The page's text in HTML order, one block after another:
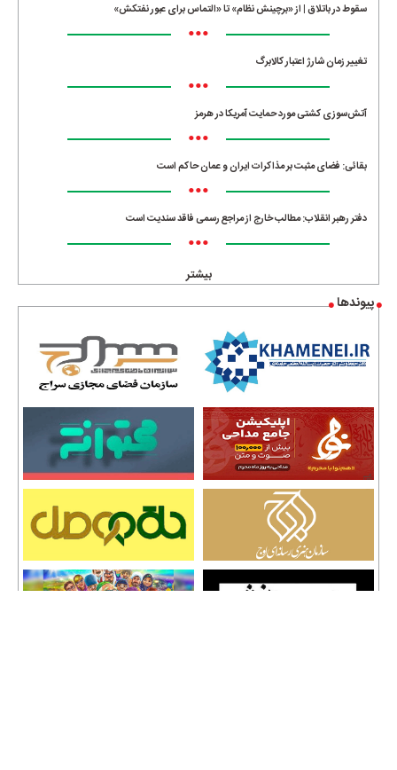
سقوط در باتلاق | از «برچینش نظام» تا «التماس برای عبور نفتکش»
•••
تغییر زمان شارژ اعتبار کالابرگ
•••
آتش‌سوزی کشتی مورد حمایت آمریکا در هرمز
•••
بقائی: فضای مثبت بر مذاکرات ایران و عمان حاکم است
•••
دفتر رهبر انقلاب: مطالب خارج از مراجع رسمی فاقد سندیت است
•••
بیشتر
پیوندها